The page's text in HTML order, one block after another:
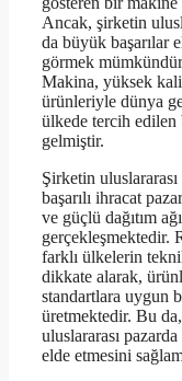
Ancak, şirketin
da büyük başarılar
görmek
Makina, yüksek
ürünleriyle dünya
ülkede tercih
gelmiştir.
Şirketin
başarılı ihracat
ve güçlü dağıtım
gerçekleşmektedir.
farklı ülkelerin
dikkate alarak,
standartlara uygun
üretmektedir. Bu
uluslararası
elde etmesini